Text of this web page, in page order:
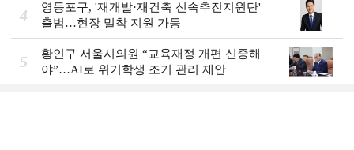
4
영등포구, '재개발·재건축 신속추진지원단'
출범…현장 밀착 지원 가동
5
황인구 서울시의원 “교육재정 개편 신중해
야”…AI로 위기학생 조기 관리 제안